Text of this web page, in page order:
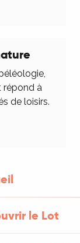
le Lot
répond à
de loisirs.